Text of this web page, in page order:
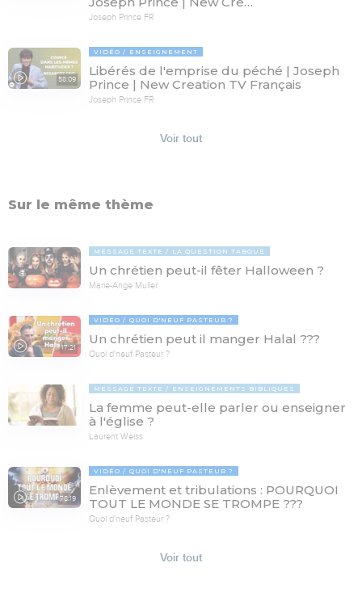
Joseph Prince FR
58:09
VIDÉO ENSEIGNEMENT
Libérés de l'emprise du péché | Joseph
Prince | New Creation TV Français
Joseph Prince FR
Voir tout
Sur le même thème
MESSAGE TEXTE LA QUESTION TABOUE
Un chrétien peut-il fêter Halloween ?
Marie-Ange Muller
17:21
VIDÉO QUOI D'NEUF PASTEUR ?
Un chrétien peut il manger Halal ???
Quoi d'neuf Pasteur ?
MESSAGE TEXTE ENSEIGNEMENTS BIBLIQUES
La femme peut-elle parler ou enseigner
à l'église ?
Laurent Weiss
78:19
VIDÉO QUOI D'NEUF PASTEUR ?
Enlèvement et tribulations : POURQUOI
TOUT LE MONDE SE TROMPE ???
Quoi d'neuf Pasteur ?
Voir tout